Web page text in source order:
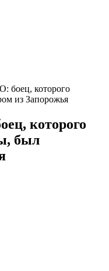
боец, которого
из Запорожья
которого
был